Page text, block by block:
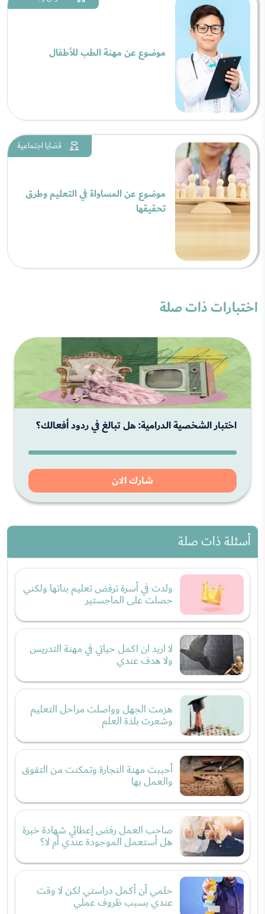
موضوع عن مهنة الطب للأطفال
قضايا اجتماعية
موضوع عن المساواة في التعليم وطرق
تحقيقها
اختبارات ذات صلة
اختبار الشخصية الدرامية: هل تبالغ في ردود أفعالك؟
شارك الان
أسئلة ذات صلة
ولدت في أسرة ترفض تعليم بناتها ولكني
حصلت على الماجستير
لا اريد ان اكمل حياتي في مهنة التدريس
ولا هدف عندي
هزمت الجهل وواصلت مراحل التعليم
وشعرت بلذة العلم
أحببت مهنة النجارة وتمكنت من التفوق
والعمل بها
صاحب العمل رفض إعطائي شهادة خبرة
هل أستعمل الموجودة عندي أم لا؟
حلمي أن أكمل دراستي لكن لا وقت
عندي بسبب ظروف عملي